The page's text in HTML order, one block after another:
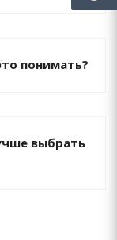
понимать?
выбрать